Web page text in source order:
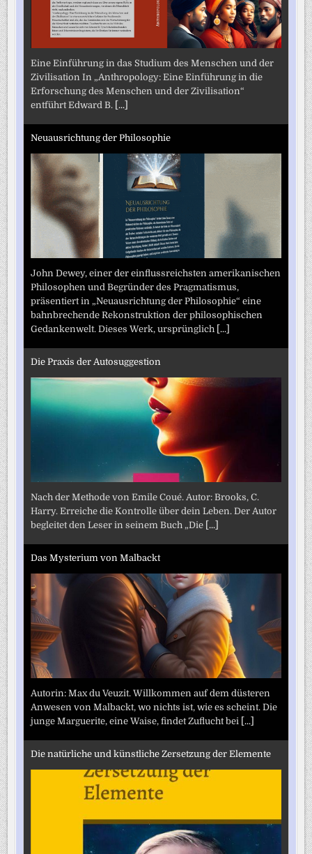
Eine Einführung in das Studium des Menschen und der
Zivilisation In „Anthropology: Eine Einführung in die
Erforschung des Menschen und der Zivilisation“
entführt Edward B. [...]
Neuausrichtung der Philosophie
John Dewey, einer der einflussreichsten amerikanischen
Philosophen und Begründer des Pragmatismus,
präsentiert in „Neuausrichtung der Philosophie“ eine
bahnbrechende Rekonstruktion der philosophischen
Gedankenwelt. Dieses Werk, ursprünglich [...]
Die Praxis der Autosuggestion
Nach der Methode von Emile Coué. Autor: Brooks, C.
Harry. Erreiche die Kontrolle über dein Leben. Der Autor
begleitet den Leser in seinem Buch „Die [...]
Das Mysterium von Malbackt
Autorin: Max du Veuzit. Willkommen auf dem düsteren
Anwesen von Malbackt, wo nichts ist, wie es scheint. Die
junge Marguerite, eine Waise, findet Zuflucht bei [...]
Die natürliche und künstliche Zersetzung der Elemente